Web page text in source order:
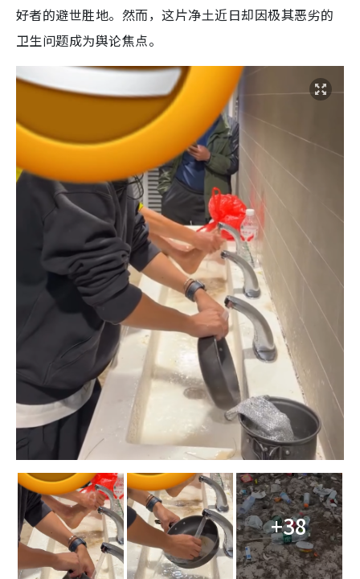
好者的避世胜地。然而，这片净土近日却因极其恶劣的
卫生问题成为舆论焦点。
+38